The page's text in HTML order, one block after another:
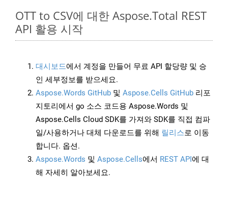
OTT to CSV에 대한 Aspose.Total REST
API 활용 시작
대시보드에서 계정을 만들어 무료 API 할당량 및 승
인 세부정보를 받으세요.
Aspose.Words GitHub 및 Aspose.Cells GitHub 리포
지토리에서 go 소스 코드용 Aspose.Words 및
Aspose.Cells Cloud SDK를 가져와 SDK를 직접 컴파
일/사용하거나 대체 다운로드를 위해 릴리스로 이동
합니다. 옵션.
Aspose.Words 및 Aspose.Cells에서 REST API에 대
해 자세히 알아보세요.